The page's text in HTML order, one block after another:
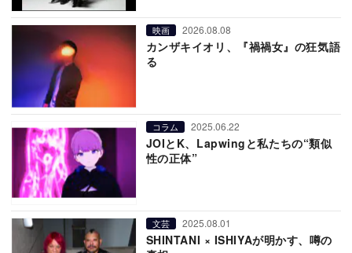
映画 2026.08.08
カンザキイオリ、『禍禍女』の狂気語
る
コラム 2025.06.22
JOIとK、Lapwingと私たちの“類似
性の正体”
文芸 2025.08.01
SHINTANI × ISHIYAが明かす、噂の